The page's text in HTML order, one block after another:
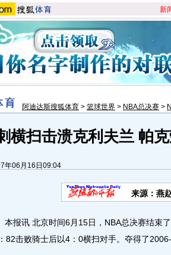
新
阿迪达斯搜狐体育 > 篮球世界 > NBA总决赛 >
横扫击溃克利夫兰 帕
年06月16日09:04
来源：燕
讯 北京时间6月15日，NBA总决赛结束了
82击败骑士后以4：0横扫对手。夺得了